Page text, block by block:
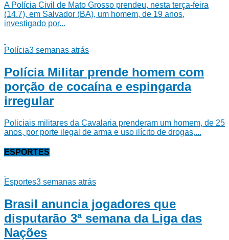
A Polícia Civil de Mato Grosso prendeu, nesta terça-feira
(14.7), em Salvador (BA), um homem, de 19 anos,
investigado por...
Polícia3 semanas atrás
Polícia Militar prende homem com
porção de cocaína e espingarda
irregular
Policiais militares da Cavalaria prenderam um homem, de 25
anos, por porte ilegal de arma e uso ilícito de drogas,...
ESPORTES
Esportes3 semanas atrás
Brasil anuncia jogadores que
disputarão 3ª semana da Liga das
Nações